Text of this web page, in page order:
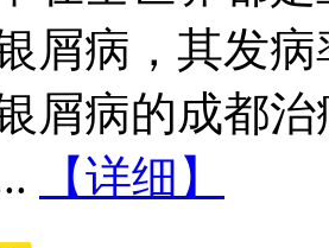
屑病，其发
屑病的成都
【详细】